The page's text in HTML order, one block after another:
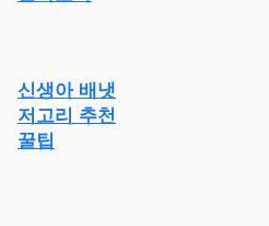
신생아 배냇
저고리 추천
꿀팁